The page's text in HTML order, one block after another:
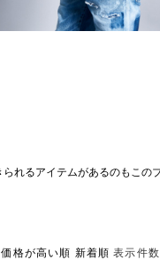
価格が高い順 新着順 表示件数